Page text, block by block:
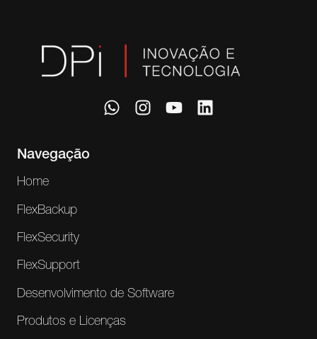
Navegação
Home
FlexBackup
FlexSecurity
FlexSupport
Desenvolvimento de Software
Produtos e Licenças